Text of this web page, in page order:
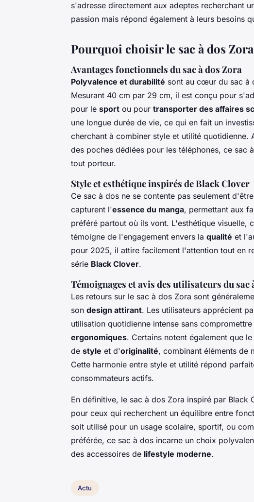
s'adresse directement aux adeptes recherchant
passion mais répond également à leurs besoins
Pourquoi choisir le sac à dos
Avantages fonctionnels du sac à dos Zora
Polyvalence et durabilité sont au cœur du sac à
Mesurant 40 cm par 29 cm, il est conçu pour
pour le sport ou pour transporter des affaires
une longue durée de vie, ce qui en fait un
cherchant à combiner style et utilité
des poches dédiées pour les téléphones, ce sac
tout porteur.
Style et esthétique inspirés de Black Clover
Ce sac à dos ne se contente pas seulement
capturent l'essence du manga, permettant aux
préféré partout où ils vont. L'esthétique visuelle,
témoigne de l'engagement envers la qualité et
pour 2025, il attire facilement l'attention tout en
série Black Clover.
Témoignages et avis des utilisateurs du sac
Les retours sur le sac à dos Zora sont
son design attirant. Les utilisateurs apprécient
utilisation quotidienne intense sans
ergonomiques. Certains notent également que
de style et d'originalité, combinant éléments de
Cette harmonie entre style et utilité répond
consommateurs actifs.
En définitive, le sac à dos Zora inspiré par Black
pour ceux qui recherchent un équilibre entre
soit utilisé pour un usage scolaire, sportif, ou
préférée, ce sac à dos incarne un choix
des accessoires de lifestyle moderne.
Actu